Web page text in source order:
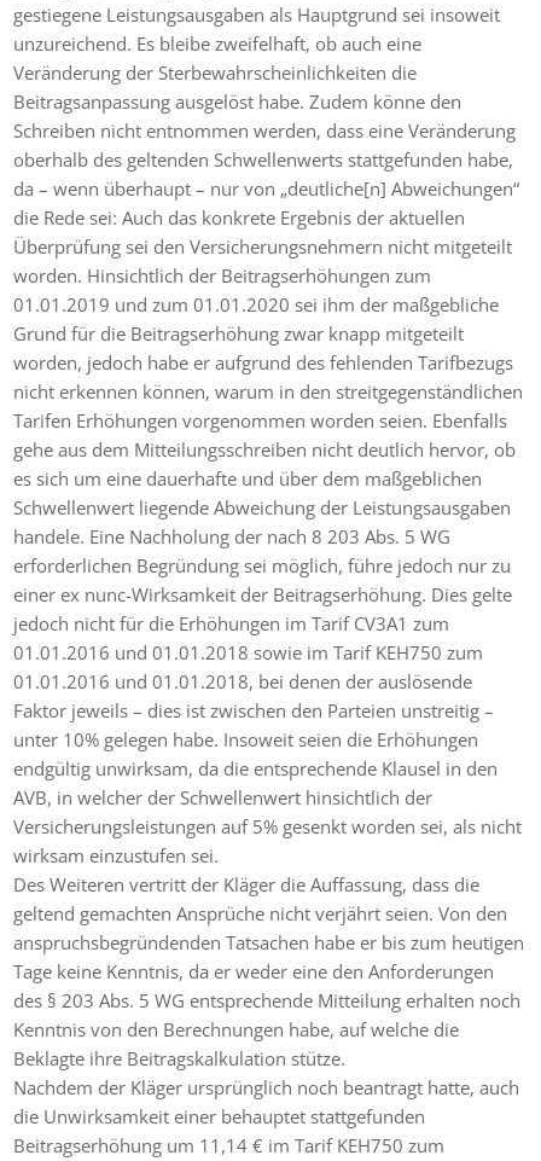
gestiegene Leistungsausgaben als Hauptgrund sei insoweit
unzureichend. Es bleibe zweifelhaft, ob auch eine
Veränderung der Sterbewahrscheinlichkeiten die
Beitragsanpassung ausgelöst habe. Zudem könne den
Schreiben nicht entnommen werden, dass eine Veränderung
oberhalb des geltenden Schwellenwerts stattgefunden habe,
da – wenn überhaupt – nur von „deutliche[n] Abweichungen“
die Rede sei: Auch das konkrete Ergebnis der aktuellen
Überprüfung sei den Versicherungsnehmern nicht mitgeteilt
worden. Hinsichtlich der Beitragserhöhungen zum
01.01.2019 und zum 01.01.2020 sei ihm der maßgebliche
Grund für die Beitragserhöhung zwar knapp mitgeteilt
worden, jedoch habe er aufgrund des fehlenden Tarifbezugs
nicht erkennen können, warum in den streitgegenständlichen
Tarifen Erhöhungen vorgenommen worden seien. Ebenfalls
gehe aus dem Mitteilungsschreiben nicht deutlich hervor, ob
es sich um eine dauerhafte und über dem maßgeblichen
Schwellenwert liegende Abweichung der Leistungsausgaben
handele. Eine Nachholung der nach 8 203 Abs. 5 WG
erforderlichen Begründung sei möglich, führe jedoch nur zu
einer ex nunc-Wirksamkeit der Beitragserhöhung. Dies gelte
jedoch nicht für die Erhöhungen im Tarif CV3A1 zum
01.01.2016 und 01.01.2018 sowie im Tarif KEH750 zum
01.01.2016 und 01.01.2018, bei denen der auslösende
Faktor jeweils – dies ist zwischen den Parteien unstreitig –
unter 10% gelegen habe. Insoweit seien die Erhöhungen
endgültig unwirksam, da die entsprechende Klausel in den
AVB, in welcher der Schwellenwert hinsichtlich der
Versicherungsleistungen auf 5% gesenkt worden sei, als nicht
wirksam einzustufen sei.
Des Weiteren vertritt der Kläger die Auffassung, dass die
geltend gemachten Ansprüche nicht verjährt seien. Von den
anspruchsbegründenden Tatsachen habe er bis zum heutigen
Tage keine Kenntnis, da er weder eine den Anforderungen
des § 203 Abs. 5 WG entsprechende Mitteilung erhalten noch
Kenntnis von den Berechnungen habe, auf welche die
Beklagte ihre Beitragskalkulation stütze.
Nachdem der Kläger ursprünglich noch beantragt hatte, auch
die Unwirksamkeit einer behauptet stattgefunden
Beitragserhöhung um 11,14 € im Tarif KEH750 zum